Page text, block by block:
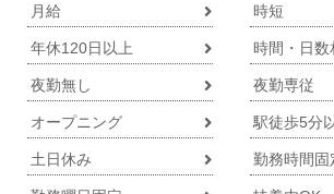
月給 時短
年休120日以上 時間・日数
夜勤無し 夜勤専従
オープニング 駅徒歩5分
土日休み 勤務時間固